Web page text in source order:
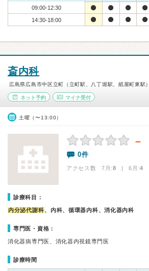
09:00-12:30
14:30-18:00
斎内科
広島県広島市中区立町（立町駅、八丁堀駅、紙屋町東駅）
ネット予約 マイナ受付
土曜（〜13:00）
－
0件
アクセス数 7月:8 | 6月:4
診療科目：
内分泌代謝科、内科、循環器内科、消化器内科
専門医・資格：
消化器病専門医、消化器内視鏡専門医
診療時間